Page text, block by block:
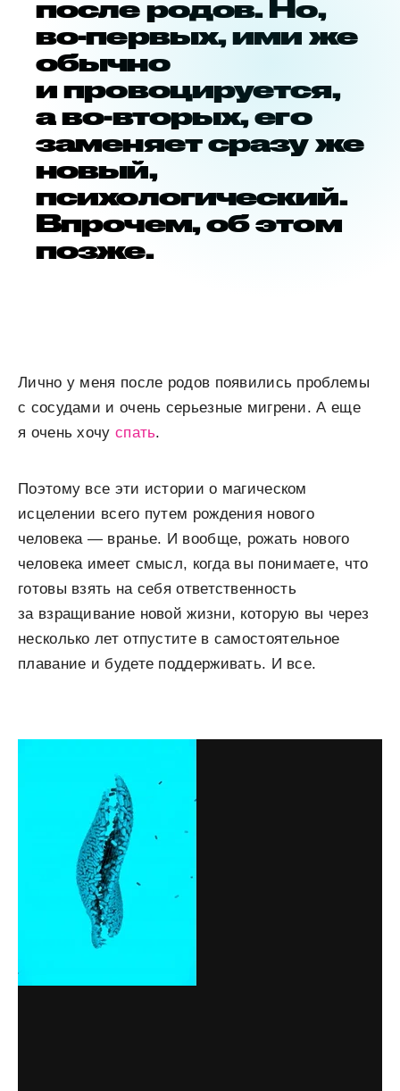
после родов. Но,
во-первых, ими же
обычно
и провоцируется,
а во-вторых, его
заменяет сразу же
новый,
психологический.
Впрочем, об этом
позже.
Лично у меня после родов появились проблемы
с сосудами и очень серьезные мигрени. А еще
я очень хочу спать.
Поэтому все эти истории о магическом
исцелении всего путем рождения нового
человека — вранье. И вообще, рожать нового
человека имеет смысл, когда вы понимаете, что
готовы взять на себя ответственность
за взращивание новой жизни, которую вы через
несколько лет отпустите в самостоятельное
плавание и будете поддерживать. И все.